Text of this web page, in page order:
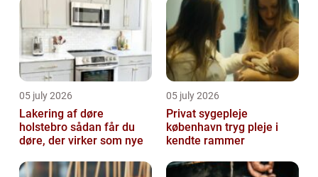
05 july 2026
Lakering af døre
holstebro sådan får du
døre, der virker som nye
05 july 2026
Privat sygepleje
københavn tryg pleje i
kendte rammer